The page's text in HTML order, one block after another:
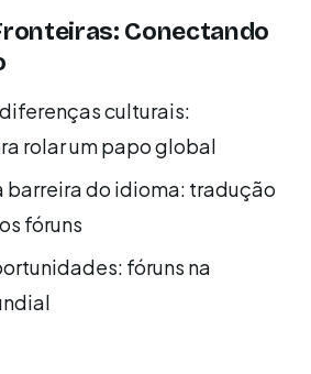
Conectando
culturais:
rolar um papo global
barreira do idioma: tradução
fóruns
fóruns na